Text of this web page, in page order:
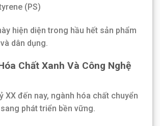
(PS)
hiện diện trong hầu hết sản phẩm
dân dụng.
Chất Xanh Và Công Nghệ
XX đến nay, ngành hóa chất chuyển
phát triển bền vững.